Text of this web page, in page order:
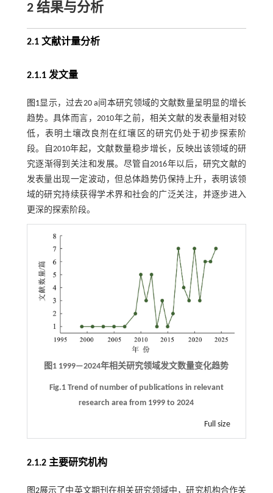
2 结果与分析
2.1 文献计量分析
2.1.1 发文量
图1显示，过去20 a间本研究领域的文献数量呈明显的增长
趋势。具体而言，2010年之前，相关文献的发表量相对较
低，表明土壤改良剂在红壤区的研究仍处于初步探索阶
段。自2010年起，文献数量稳步增长，反映出该领域的研
究逐渐得到关注和发展。尽管自2016年以后，研究文献的
发表量出现一定波动，但总体趋势仍保持上升，表明该领
域的研究持续获得学术界和社会的广泛关注，并逐步进入
更深的探索阶段。
图1 1999—2024年相关研究领域发文数量变化趋势
Fig.1 Trend of number of publications in relevant
research area from 1999 to 2024
Full size
2.1.2 主要研究机构
图2展示了中英文期刊在相关研究领域中，研究机构合作关